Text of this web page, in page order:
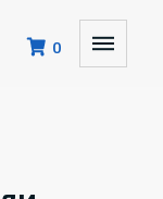
0